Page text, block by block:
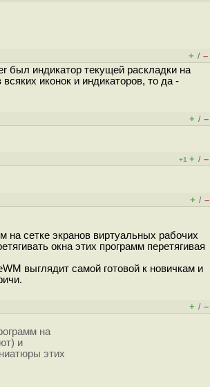
+ / –
был индикатор текущей раскладки на
иконок и индикаторов, то да -
+ / –
+1 + / –
+ / –
на сетке экранов виртуальных рабочих
окна этих программ перетягивая
выглядит самой готовой к новичкам и
+ / –
на
и
этих